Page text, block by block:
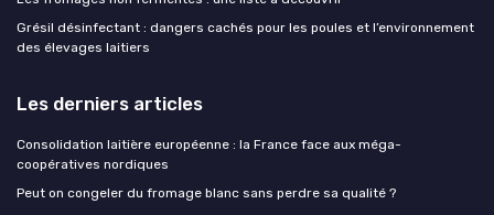
Grésil désinfectant : dangers cachés pour les poules et l’environnement
des élevages laitiers
Les derniers articles
Consolidation laitière européenne : la France face aux méga-
coopératives nordiques
Peut on congeler du fromage blanc sans perdre sa qualité ?